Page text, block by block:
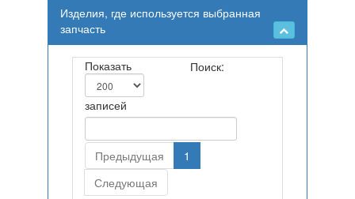
Изделия, где используется выбранная
запчасть
Показать
записей
Поиск:
Предыдущая
1
Следующая